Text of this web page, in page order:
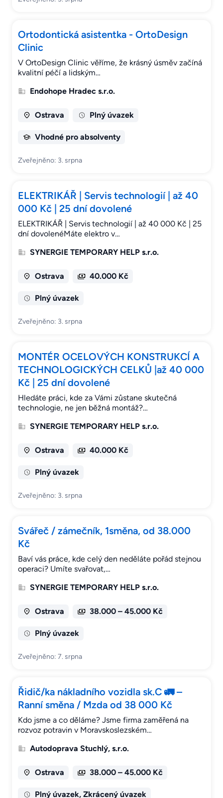
Ortodontická asistentka - OrtoDesign
Clinic
V OrtoDesign Clinic věříme, že krásný úsměv začíná
kvalitní péčí a lidským…
Endohope Hradec s.r.o.
Ostrava Plný úvazek
Vhodné pro absolventy
Zveřejněno: 3. srpna
ELEKTRIKÁŘ | Servis technologií | až 40
000 Kč | 25 dní dovolené
ELEKTRIKÁŘ | Servis technologií | až 40 000 Kč | 25
dní dovolenéMáte elektro v…
SYNERGIE TEMPORARY HELP s.r.o.
Ostrava 40.000 Kč
Plný úvazek
Zveřejněno: 3. srpna
MONTÉR OCELOVÝCH KONSTRUKCÍ A
TECHNOLOGICKÝCH CELKŮ |až 40 000
Kč | 25 dní dovolené
Hledáte práci, kde za Vámi zůstane skutečná
technologie, ne jen běžná montáž?…
SYNERGIE TEMPORARY HELP s.r.o.
Ostrava 40.000 Kč
Plný úvazek
Zveřejněno: 3. srpna
Svářeč / zámečník, 1směna, od 38.000
Kč
Baví vás práce, kde celý den neděláte pořád stejnou
operaci? Umíte svařovat,…
SYNERGIE TEMPORARY HELP s.r.o.
Ostrava 38.000 – 45.000 Kč
Plný úvazek
Zveřejněno: 7. srpna
Řidič/ka nákladního vozidla sk.C 🚛 –
Ranní směna / Mzda od 38 000 Kč
Kdo jsme a co děláme? Jsme firma zaměřená na
rozvoz potravin v Moravskoslezském…
Autodoprava Stuchlý, s.r.o.
Ostrava 38.000 – 45.000 Kč
Plný úvazek, Zkrácený úvazek